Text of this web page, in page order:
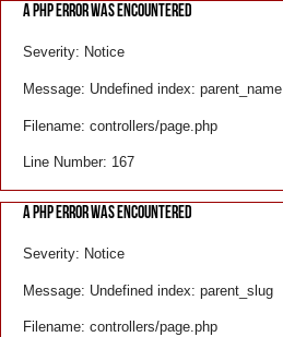
A PHP ERROR WAS ENCOUNTERED
Severity: Notice
Message: Undefined index: parent_name
Filename: controllers/page.php
Line Number: 167
A PHP ERROR WAS ENCOUNTERED
Severity: Notice
Message: Undefined index: parent_slug
Filename: controllers/page.php